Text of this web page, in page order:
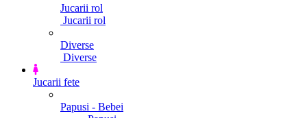
Jucarii rol
Jucarii rol
Diverse
Diverse
Jucarii fete
Papusi - Bebei